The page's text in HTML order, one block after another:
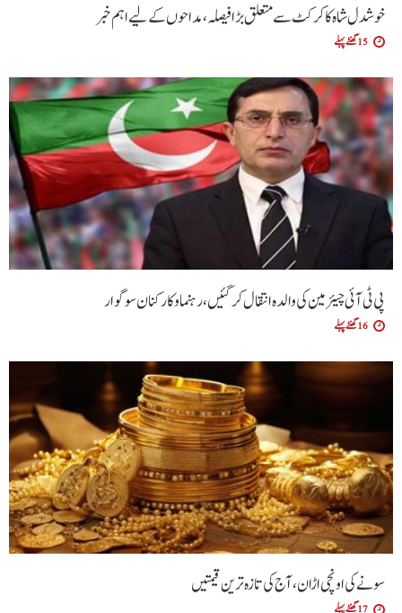
خوشدل شاہ کا کرکٹ سے متعلق بڑا فیصلہ، مداحوں کے لیے اہم خبر
15 گھنٹے پہلے
پی ٹی آئی چیئرمین کی والدہ انتقال کرگئیں، رہنما و کارکنان سوگوار
16 گھنٹے پہلے
سونے کی اونچی اڑان، آج کی تازہ ترین قیمتیں
17 گھنٹے پہلے